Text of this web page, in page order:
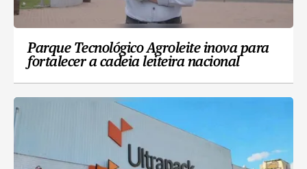
Parque Tecnológico Agroleite inova para
fortalecer a cadeia leiteira nacional